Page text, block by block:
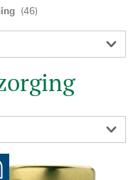
(46)